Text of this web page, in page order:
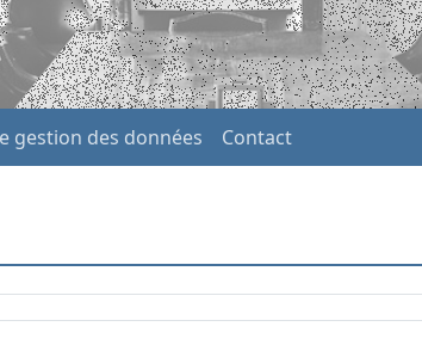
gestion des données Contact